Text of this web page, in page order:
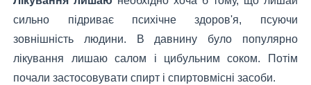
сильно підриває психічне здоров'я, псуючи
зовнішність людини. В давнину було популярно
лікування лишаю салом і цибульним соком. Потім
почали застосовувати спирт і спиртовмісні засоби.